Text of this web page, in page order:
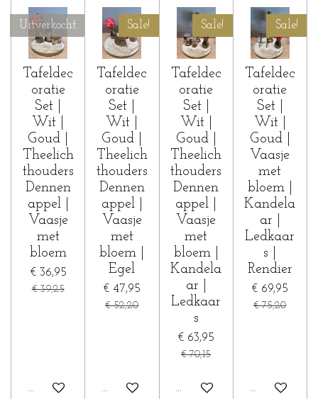
Uitverkocht
Tafeldec
oratie
Set |
Wit |
Goud |
Theelich
thouders
Dennen
appel |
Vaasje
met
bloem
€ 36,95
€ 39,25
Houd mij op de hoogte
Sale!
Tafeldec
oratie
Set |
Wit |
Goud |
Theelich
thouders
Dennen
appel |
Vaasje
met
bloem |
Egel
€ 47,95
€ 52,20
In winkelwagen
Sale!
Tafeldec
oratie
Set |
Wit |
Goud |
Theelich
thouders
Dennen
appel |
Vaasje
met
bloem |
Kandela
ar |
Ledkaar
s
€ 63,95
€ 70,15
In winkelwagen
Sale!
Tafeldec
oratie
Set |
Wit |
Goud |
Vaasje
met
bloem |
Kandela
ar |
Ledkaar
s |
Rendier
€ 69,95
€ 75,20
In